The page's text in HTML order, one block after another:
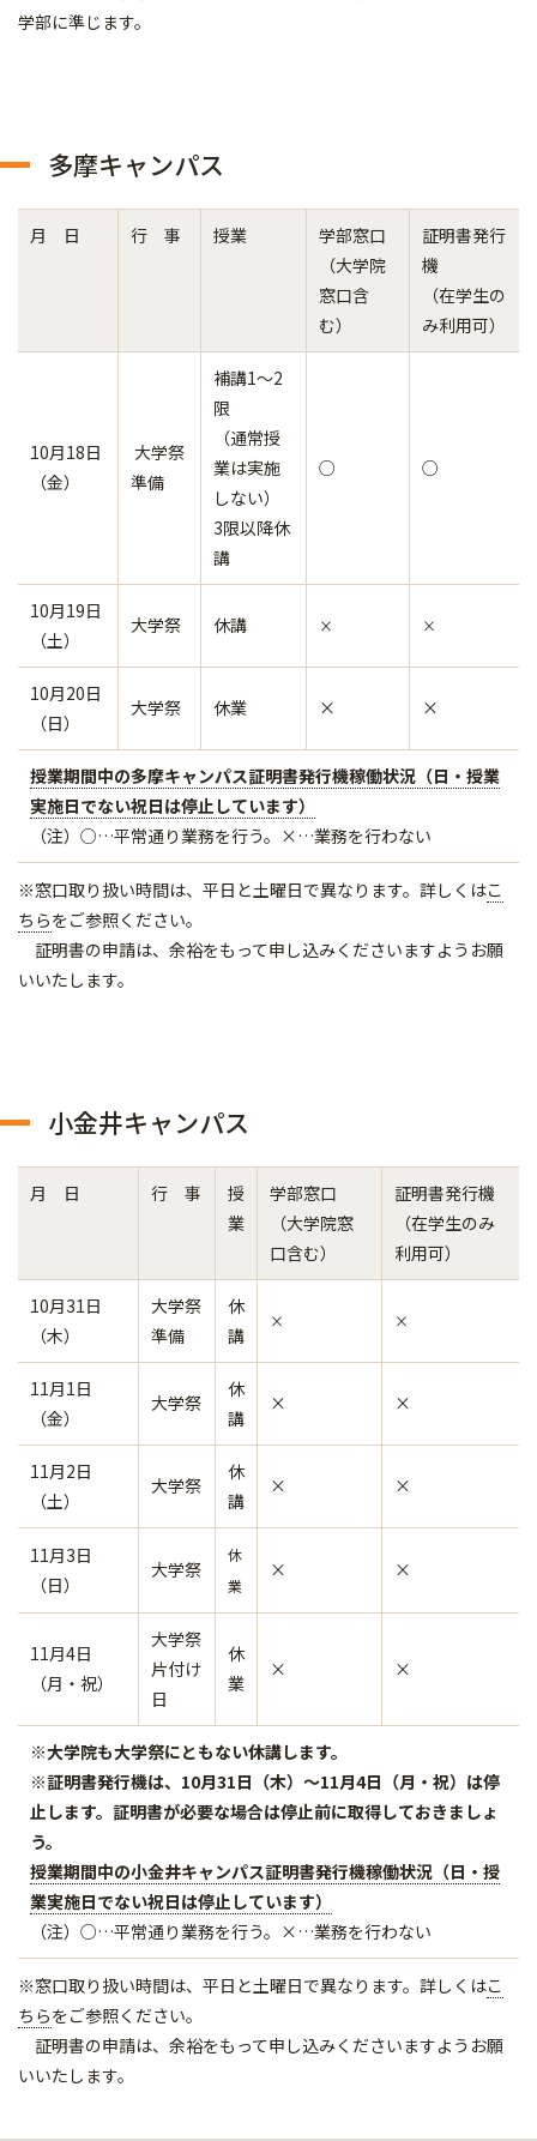
学部に準じます。
多摩キャンパス
月 日 行 事 授業
学部窓口
（大学院
窓口含
む）
証明書発行
機
（在学生の
み利用可）
10月18日
（金）
大学祭
準備
補講1～2
限
（通常授
業は実施
しない）
3限以降休
講
○ ○
10月19日
（土）
大学祭 休講 × ×
10月20日
（日）
大学祭 休業 × ×
授業期間中の多摩キャンパス証明書発行機稼働状況（日・授業
実施日でない祝日は停止しています）
（注）○…平常通り業務を行う。×…業務を行わない
※窓口取り扱い時間は、平日と土曜日で異なります。詳しくはこ
ちらをご参照ください。
証明書の申請は、余裕をもって申し込みくださいますようお願
いいたします。
小金井キャンパス
月 日 行 事
授
業
学部窓口
（大学院窓
口含む）
証明書発行機
（在学生のみ
利用可）
10月31日
（木）
大学祭
準備
休
講
× ×
11月1日
（金）
大学祭
休
講
× ×
11月2日
（土）
大学祭
休
講
× ×
11月3日
（日）
大学祭
休
業
× ×
11月4日
（月・祝）
大学祭
片付け
日
休
業
× ×
※大学院も大学祭にともない休講します。
※証明書発行機は、10月31日（木）～11月4日（月・祝）は停
止します。証明書が必要な場合は停止前に取得しておきましょ
う。
授業期間中の小金井キャンパス証明書発行機稼働状況（日・授
業実施日でない祝日は停止しています）
（注）○…平常通り業務を行う。×…業務を行わない
※窓口取り扱い時間は、平日と土曜日で異なります。詳しくはこ
ちらをご参照ください。
証明書の申請は、余裕をもって申し込みくださいますようお願
いいたします。